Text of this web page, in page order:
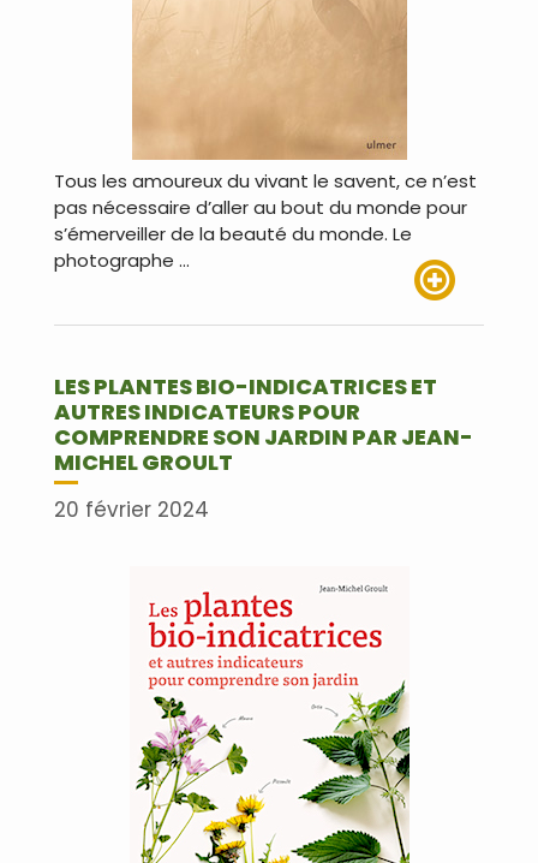
Tous les amoureux du vivant le savent, ce n’est
pas nécessaire d’aller au bout du monde pour
s’émerveiller de la beauté du monde. Le
photographe …
LES PLANTES BIO-INDICATRICES ET
AUTRES INDICATEURS POUR
COMPRENDRE SON JARDIN PAR JEAN-
MICHEL GROULT
20 février 2024